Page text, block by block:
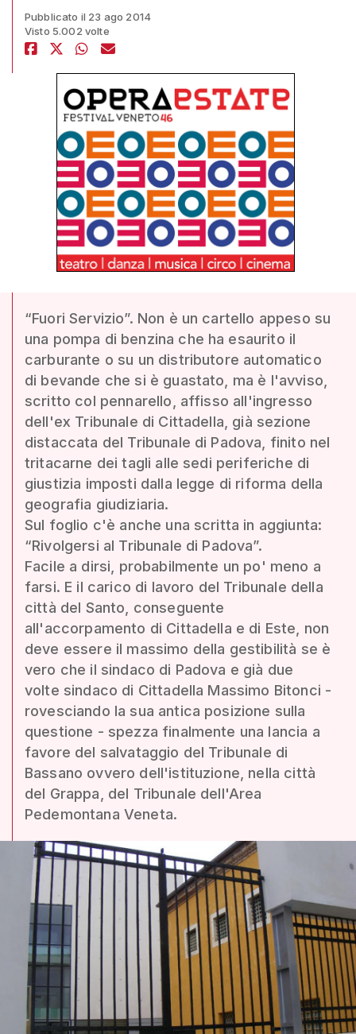
Pubblicato il 23 ago 2014
Visto 5.002 volte
“Fuori Servizio”. Non è un cartello appeso su
una pompa di benzina che ha esaurito il
carburante o su un distributore automatico
di bevande che si è guastato, ma è l'avviso,
scritto col pennarello, affisso all'ingresso
dell'ex Tribunale di Cittadella, già sezione
distaccata del Tribunale di Padova, finito nel
tritacarne dei tagli alle sedi periferiche di
giustizia imposti dalla legge di riforma della
geografia giudiziaria.
Sul foglio c'è anche una scritta in aggiunta:
“Rivolgersi al Tribunale di Padova”.
Facile a dirsi, probabilmente un po' meno a
farsi. E il carico di lavoro del Tribunale della
città del Santo, conseguente
all'accorpamento di Cittadella e di Este, non
deve essere il massimo della gestibilità se è
vero che il sindaco di Padova e già due
volte sindaco di Cittadella Massimo Bitonci -
rovesciando la sua antica posizione sulla
questione - spezza finalmente una lancia a
favore del salvataggio del Tribunale di
Bassano ovvero dell'istituzione, nella città
del Grappa, del Tribunale dell'Area
Pedemontana Veneta.